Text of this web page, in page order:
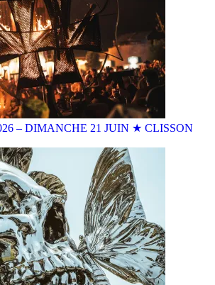
– DIMANCHE 21 JUIN ★ CLISSON